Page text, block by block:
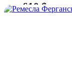
от610 $